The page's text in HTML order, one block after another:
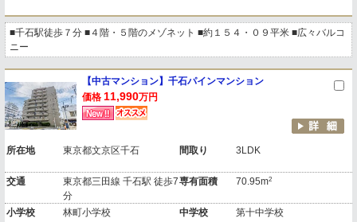
■千石駅徒歩７分 ■４階・５階のメゾネット ■約１５４・０９平米 ■広々バルコ
ニー
【中古マンション】千石パインマンション
価格 11,990万円
所在地 東京都文京区千石 間取り 3LDK
交通
東京都三田線 千石駅 徒歩7
分
専有面積 70.95m2
小学校 林町小学校 中学校 第十中学校